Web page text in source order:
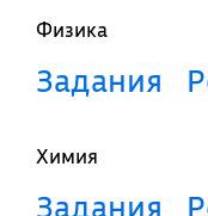
Физика
Задания
Химия
Задания